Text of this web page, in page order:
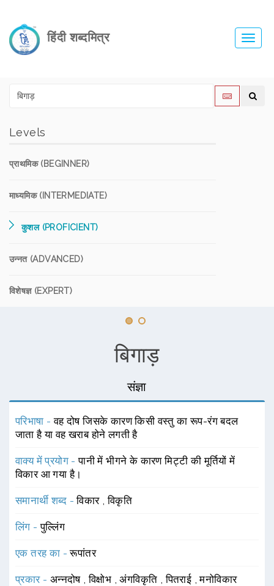
हिंदी शब्दमित्र
Levels
प्राथमिक (BEGINNER)
माध्यमिक (INTERMEDIATE)
कुशल (PROFICIENT)
उन्नत (ADVANCED)
विशेषज्ञ (EXPERT)
बिगाड़
संज्ञा
परिभाषा -वह दोष जिसके कारण किसी वस्तु का रूप-रंग बदल
जाता है या वह खराब होने लगती है
वाक्य में प्रयोग -पानी में भीगने के कारण मिट्टी की मूर्तियों में
विकार आ गया है।
समानार्थी शब्द -विकार ,विकृति
लिंग -पुल्लिंग
एक तरह का -रूपांतर
प्रकार - अन्नदोष ,विक्षोभ ,अंगविकृति ,पितराई ,मनोविकार